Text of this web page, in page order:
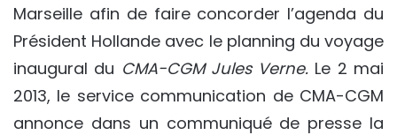
Marseille afin de faire concorder l’agenda du
Président Hollande avec le planning du voyage
inaugural du CMA-CGM Jules Verne. Le 2 mai
2013, le service communication de CMA-CGM
annonce dans un communiqué de presse la